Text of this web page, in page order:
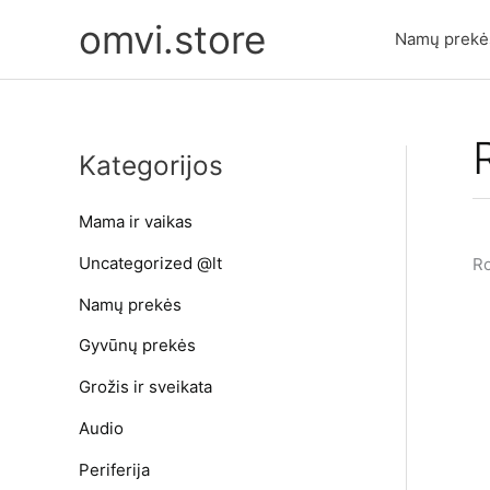
omvi.store Namų
Kategorijos
Mama ir vaikas
Uncategorized @lt
Namų prekės
Gyvūnų prekės
Grožis ir sveikata
Audio
Periferija